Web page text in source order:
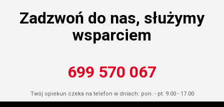
Zadzwoń do nas, służymy
wsparciem
699 570 067
Twój opiekun czeka na telefon w dniach: pon. - pt. 9.00 - 17.00